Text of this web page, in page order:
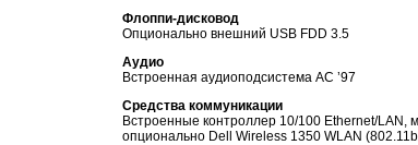
Флоппи-дисковод
Опционально внешний USB FDD 3.5
Аудио
Bстроенная аудиоподсистема AC ’97
Средства коммуникации
Встроенные контроллер 10/100 Ethernet/LAN,
опционально Dell Wireless 1350 WLAN